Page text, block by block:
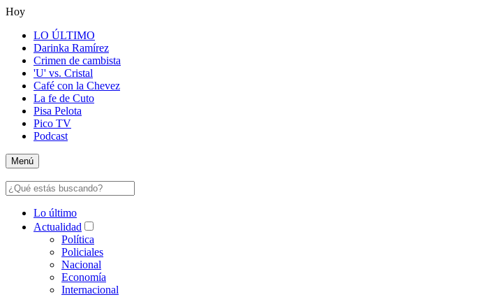
Hoy
LO ÚLTIMO
Darinka Ramírez
Crimen de cambista
'U' vs. Cristal
Café con la Chevez
La fe de Cuto
Pisa Pelota
Pico TV
Podcast
Menú
Lo último
Actualidad
Política
Policiales
Nacional
Economía
Internacional